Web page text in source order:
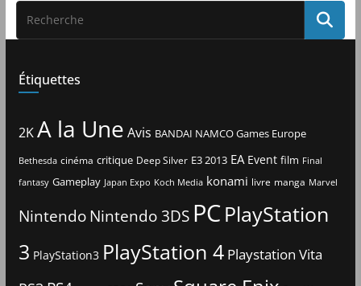
Étiquettes
2KA la Une Avis BANDAI NAMCO Games Europe
Bethesda cinéma critique Deep Silver E3 2013 EA Event film Final
fantasy Gameplay Japan Expo Koch Media konami livre manga Marvel
Nintendo Nintendo 3DS PCPlayStation
3 PlayStation3 PlayStation 4 Playstation Vita